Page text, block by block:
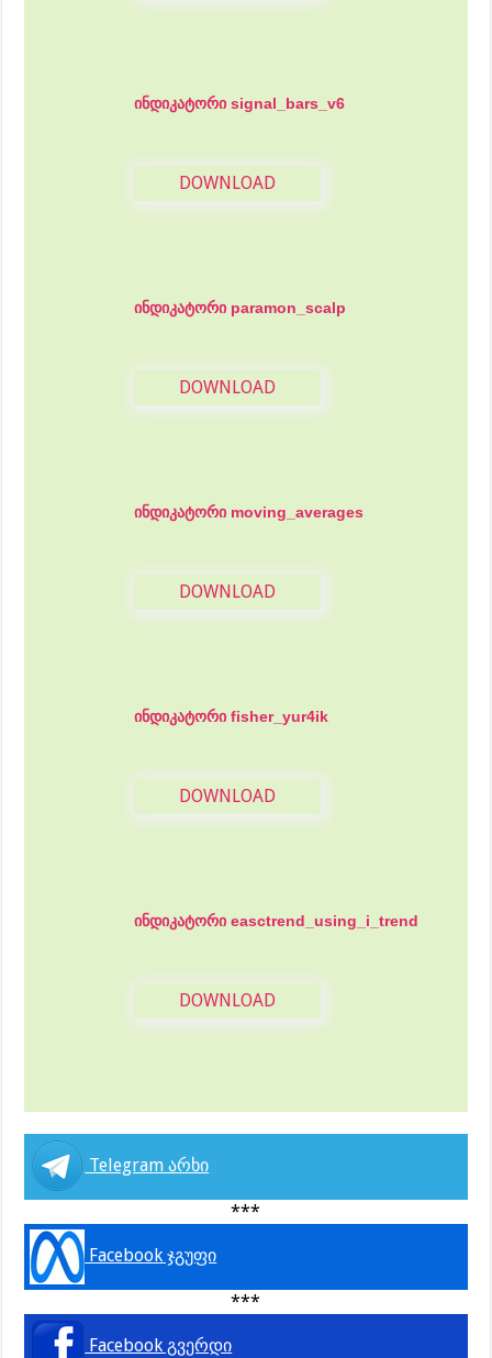
ინდიკატორი signal_bars_v6
DOWNLOAD
ინდიკატორი paramon_scalp
DOWNLOAD
ინდიკატორი moving_averages
DOWNLOAD
ინდიკატორი fisher_yur4ik
DOWNLOAD
ინდიკატორი easctrend_using_i_trend
DOWNLOAD
Telegram არხი
***
Facebook ჯგუფი
***
Facebook გვერდი